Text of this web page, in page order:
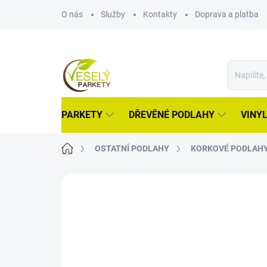
O nás Služby Kontakty Doprava a platba
PARKETY DŘEVĚNÉ PODLAHY
Domů OSTATNÍ PODLAHY KORKOVÉ